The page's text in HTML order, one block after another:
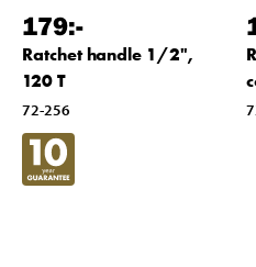
179:-
Ratchet handle 1/2",
120 T
72-256